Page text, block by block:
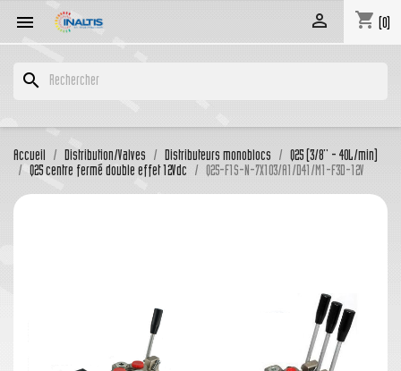
 shopping_cart (0)

search
Accueil Distribution/Valves Distributeurs monoblocs
Q25 (3/8'' - 40L/min)
Q25 centre fermé double effet 12Vdc
Q25-F1S-N-7X103/A1/D41/M1-F3D-12V